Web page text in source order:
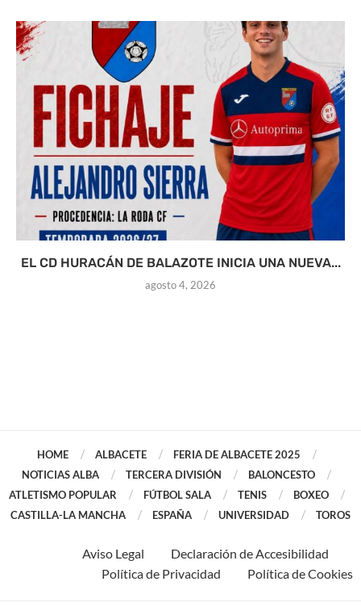
EL CD HURACÁN DE BALAZOTE INICIA UNA NUEVA...
agosto 4, 2026
HOME ALBACETE
FERIA DE ALBACETE 2025
NOTICIAS ALBA
TERCERA DIVISIÓN
BALONCESTO
ATLETISMO POPULAR
FÚTBOL SALA TENIS
BOXEO
CASTILLA-LA MANCHA
ESPAÑA UNIVERSIDAD TOROS
Aviso Legal
Declaración de Accesibilidad
Política de Privacidad
Política de Cookies